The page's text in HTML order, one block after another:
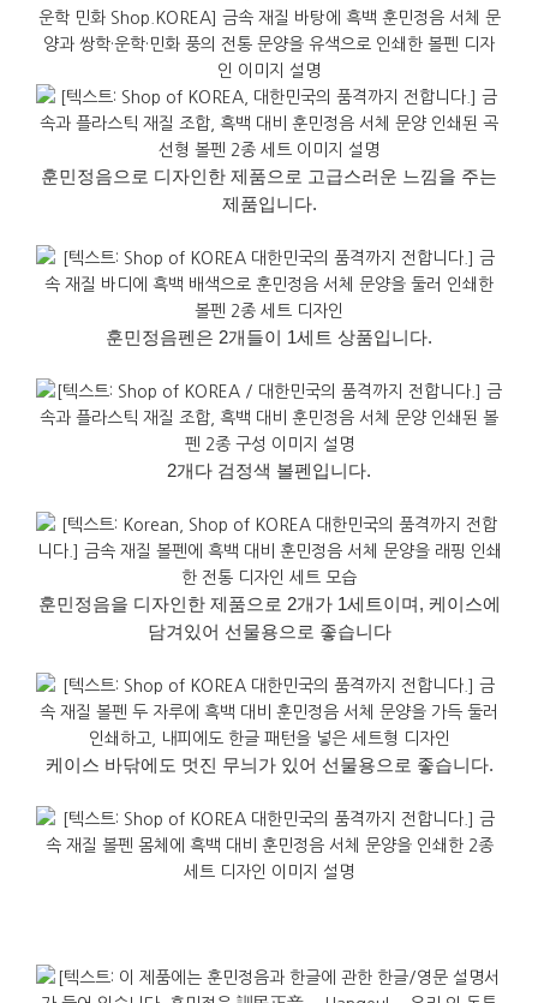
훈민정음으로 디자인한 제품으로 고급스러운 느낌을 주는
제품입니다.
훈민정음펜은 2개들이 1세트 상품입니다.
2개다 검정색 볼펜입니다.
훈민정음을 디자인한 제품으로 2개가 1세트이며, 케이스에
담겨있어 선물용으로 좋습니다
케이스 바닦에도 멋진 무늬가 있어 선물용으로 좋습니다.